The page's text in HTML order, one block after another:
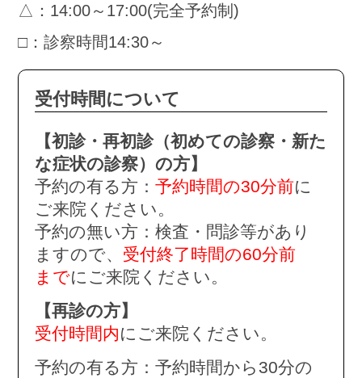
△：14:00～17:00(完全予約制)
□：診察時間14:30～
受付時間について
【初診・再初診（初めての診察・新た
な症状の診察）の方】
予約の有る方：予約時間の30分前に
ご来院ください。
予約の無い方：検査・問診等があり
ますので、 受付終了時間の60分前
までにご来院ください。
【再診の方】
受付時間内にご来院ください。
予約の有る方：予約時間から30分の